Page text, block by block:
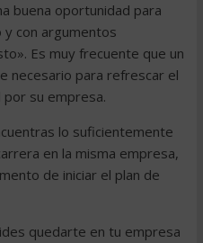
buena oportunidad para
con argumentos
Es muy frecuente que un
necesario para refrescar el
su empresa.
lo suficientemente
en la misma empresa,
de iniciar el plan de
quedarte en tu empresa